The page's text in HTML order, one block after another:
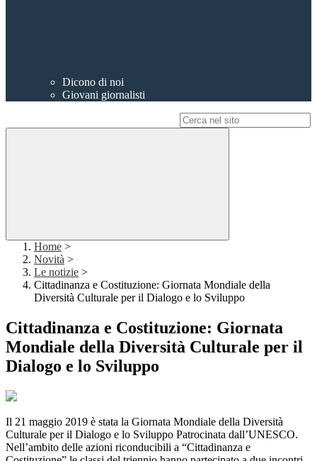
Dicono di noi
Giovani giornalisti
Home >
Novità >
Le notizie >
Cittadinanza e Costituzione: Giornata Mondiale della
Diversità Culturale per il Dialogo e lo Sviluppo
Cittadinanza e Costituzione: Giornata
Mondiale della Diversità Culturale per il
Dialogo e lo Sviluppo
Il 21 maggio 2019 è stata la Giornata Mondiale della Diversità
Culturale per il Dialogo e lo Sviluppo Patrocinata dall’UNESCO.
Nell’ambito delle azioni riconducibili a “Cittadinanza e